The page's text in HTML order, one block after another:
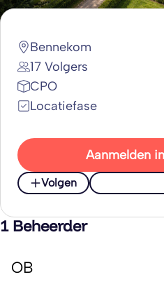
Bennekom
17 Volgers
CPO
Locatiefase
Aanmelden
Volgen
1 Beheerder
OB